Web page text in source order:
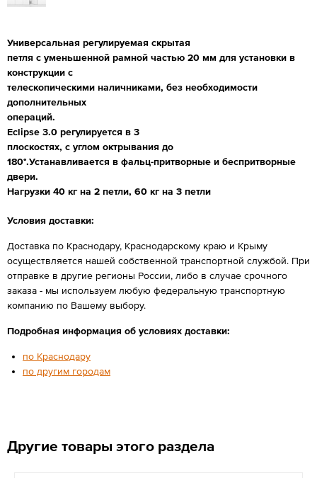
Универсальная регулируемая скрытая
петля с уменьшенной рамной частью 20 мм для установки в
конструкции с
телескопическими наличниками, без необходимости
дополнительных
операций.
Eclipse 3.0 регулируется в 3
плоскостях, с углом октрывания до
180°.Устанавливается в фальц-притворные и беспритворные
двери.
Нагрузки 40 кг на 2 петли, 60 кг на 3 петли
Условия доставки:
Доставка по Краснодару, Краснодарскому краю и Крыму
осуществляется нашей собственной транспортной службой. При
отправке в другие регионы России, либо в случае срочного
заказа - мы используем любую федеральную транспортную
компанию по Вашему выбору.
Подробная информация об условиях доставки:
по Краснодару
по другим городам
Другие товары этого раздела